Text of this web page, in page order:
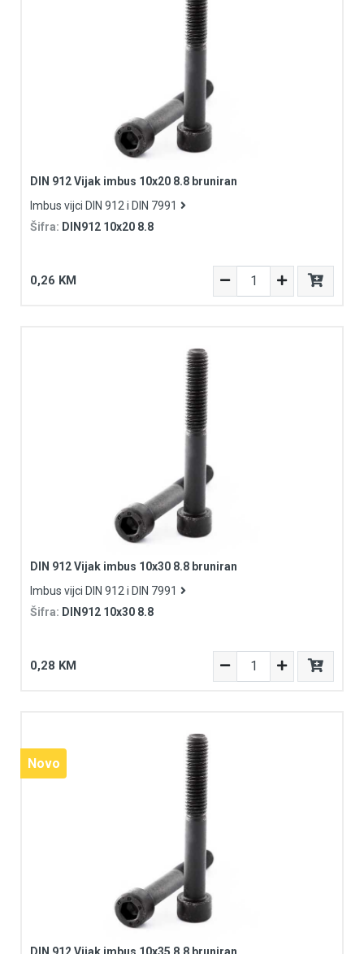
DIN 912 Vijak imbus 10x20 8.8 bruniran
Imbus vijci DIN 912 i DIN 7991
Šifra: DIN912 10x20 8.8
0,26 KM
DIN 912 Vijak imbus 10x30 8.8 bruniran
Imbus vijci DIN 912 i DIN 7991
Šifra: DIN912 10x30 8.8
0,28 KM
Novo
DIN 912 Vijak imbus 10x35 8.8 bruniran